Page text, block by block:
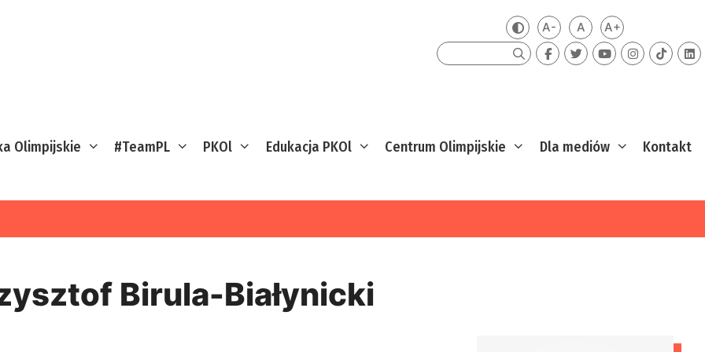
Zmień kontrast
A-Mniejsza czcionka
ADomyślna czcionka
A+Większa
Szukaj
Olimpijskie #TeamPL PKOl Edukacja PKOl Centrum Olimpijskie Dla mediów Kontakt
Birula-Białynicki